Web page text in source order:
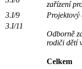
zařízení
3.I/9
Projektový
3.I/11
Odborně
rodiči dětí
Celkem